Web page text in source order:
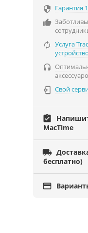
 Гарантия

 Услуга

 Свой
assignment_turned_in
MacTime

бесплатно)
